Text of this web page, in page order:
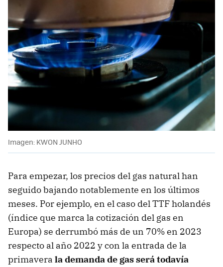
Imagen: KWON JUNHO
Para empezar, los precios del gas natural han
seguido bajando notablemente en los últimos
meses. Por ejemplo, en el caso del TTF holandés
(índice que marca la cotización del gas en
Europa) se derrumbó más de un 70% en 2023
respecto al año 2022 y con la entrada de la
primavera la demanda de gas será todavía